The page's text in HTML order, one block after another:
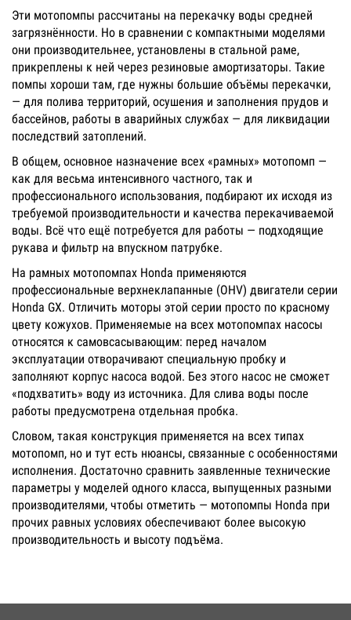
Эти мотопомпы рассчитаны на перекачку воды средней
загрязнённости. Но в сравнении с компактными моделями
они производительнее, установлены в стальной раме,
прикреплены к ней через резиновые амортизаторы. Такие
помпы хороши там, где нужны большие объёмы перекачки,
— для полива территорий, осушения и заполнения прудов и
бассейнов, работы в аварийных службах — для ликвидации
последствий затоплений.
В общем, основное назначение всех «рамных» мотопомп —
как для весьма интенсивного частного, так и
профессионального использования, подбирают их исходя из
требуемой производительности и качества перекачиваемой
воды. Всё что ещё потребуется для работы — подходящие
рукава и фильтр на впускном патрубке.
На рамных мотопомпах Honda применяются
профессиональные верхнеклапанные (OHV) двигатели серии
Honda GX. Отличить моторы этой серии просто по красному
цвету кожухов. Применяемые на всех мотопомпах насосы
относятся к самовсасывающим: перед началом
эксплуатации отворачивают специальную пробку и
заполняют корпус насоса водой. Без этого насос не сможет
«подхватить» воду из источника. Для слива воды после
работы предусмотрена отдельная пробка.
Словом, такая конструкция применяется на всех типах
мотопомп, но и тут есть нюансы, связанные с особенностями
исполнения. Достаточно сравнить заявленные технические
параметры у моделей одного класса, выпущенных разными
производителями, чтобы отметить — мотопомпы Honda при
прочих равных условиях обеспечивают более высокую
производительность и высоту подъёма.